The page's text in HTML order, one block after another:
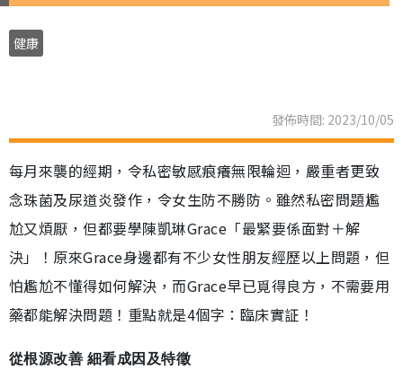
健康
發佈時間: 2023/10/05
每月來襲的經期，令私密敏感痕癢無限輪迴，嚴重者更致
念珠菌及尿道炎發作，令女生防不勝防。雖然私密問題尷
尬又煩厭，但都要學陳凱琳Grace「最緊要係面對＋解
決」！原來Grace身邊都有不少女性朋友經歷以上問題，但
怕尷尬不懂得如何解決，而Grace早已覓得良方，不需要用
藥都能解決問題！重點就是4個字：臨床實証！
從根源改善 細看成因及特徵